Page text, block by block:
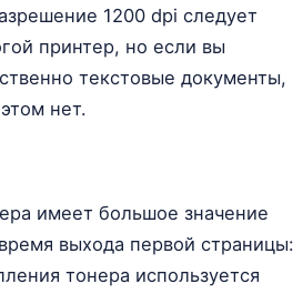
1200 dpi следует
принтер, но если вы
текстовые документы,
нет.
имеет большое значение
выхода первой страницы:
тонера используется